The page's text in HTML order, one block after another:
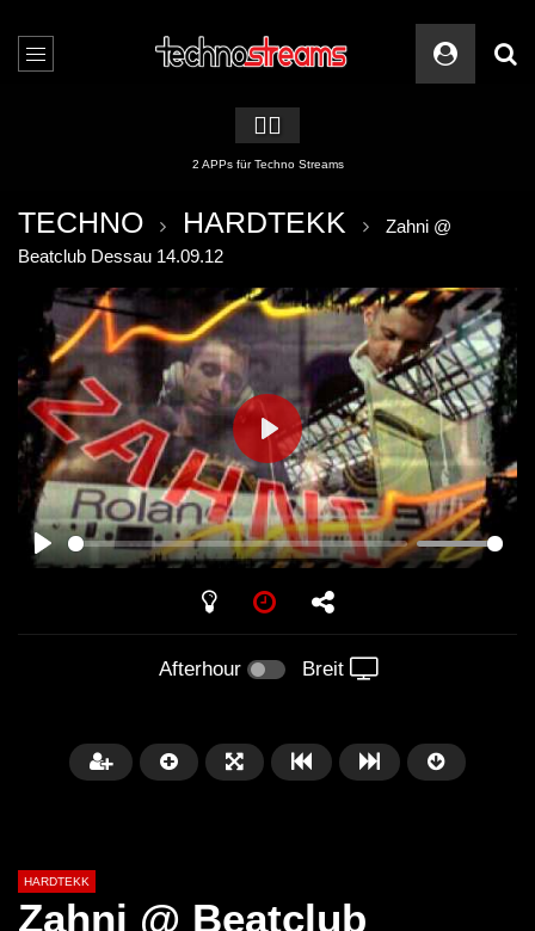
🏳️‍🌈
2 APPs für Techno Streams
TECHNO HARDTEKK
Zahni @
Beatclub Dessau 14.09.12
PLAY
PLAY
Afterhour Breit
HARDTEKK
Zahni @ Beatclub